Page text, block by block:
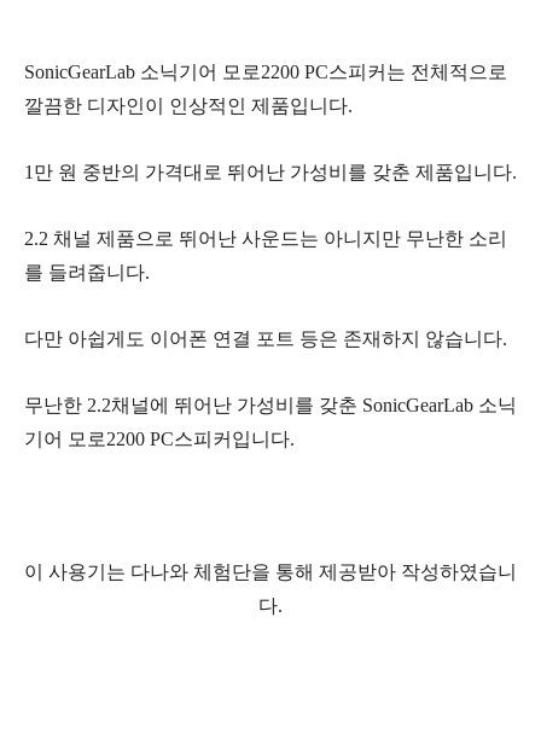
SonicGearLab 소닉기어 모로2200 PC스피커는 전체적으로
깔끔한 디자인이 인상적인 제품입니다.
1만 원 중반의 가격대로 뛰어난 가성비를 갖춘 제품입니다.
2.2 채널 제품으로 뛰어난 사운드는 아니지만 무난한 소리
를 들려줍니다.
다만 아쉽게도 이어폰 연결 포트 등은 존재하지 않습니다.
무난한 2.2채널에 뛰어난 가성비를 갖춘 SonicGearLab 소닉
기어 모로2200 PC스피커입니다.
이 사용기는 다나와 체험단을 통해 제공받아 작성하였습니
다.